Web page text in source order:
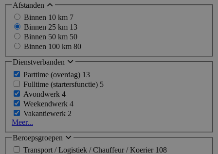
Afstanden
Binnen 10 km 7
Binnen 25 km 13
Binnen 50 km 50
Binnen 100 km 80
Dienstverbanden
Parttime (overdag) 13
Fulltime (startersfunctie) 5
Avondwerk 4
Weekendwerk 4
Vakantiewerk 2
Meer...
Beroepsgroepen
Transport / Logistiek / Chauffeur / Koerier 108